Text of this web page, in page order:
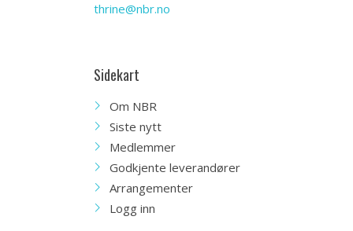
thrine@nbr.no
Sidekart
Om NBR
Siste nytt
Medlemmer
Godkjente leverandører
Arrangementer
Logg inn